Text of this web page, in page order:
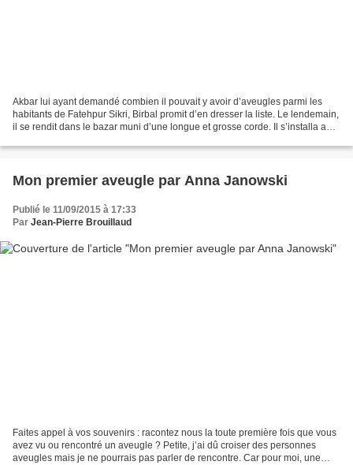
Akbar lui ayant demandé combien il pouvait y avoir d’aveugles parmi les
habitants de Fatehpur Sikri, Birbal promit d’en dresser la liste. Le lendemain,
il se rendit dans le bazar muni d’une longue et grosse corde. Il s’installa au
Mon premier aveugle par Anna Janowski
Publié le 11/09/2015 à 17:33
Par Jean-Pierre Brouillaud
Faites appel à vos souvenirs : racontez nous la toute première fois que vous
avez vu ou rencontré un aveugle ? Petite, j’ai dû croiser des personnes
aveugles mais je ne pourrais pas parler de rencontre. Car pour moi, une